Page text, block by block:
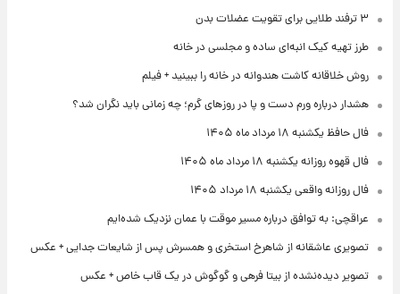
۳ ترفند طلایی برای تقویت عضلات بدن
طرز تهیه کیک انبه‌ای ساده و مجلسی در خانه
روش خلاقانه کاشت هندوانه در خانه را ببینید + فیلم
هشدار درباره ورم دست و پا در روزهای گرم؛ چه زمانی باید نگران شد؟
فال حافظ یکشنبه ۱۸ مرداد ماه ۱۴۰۵
فال قهوه روزانه یکشنبه ۱۸ مرداد ماه ۱۴۰۵
فال روزانه واقعی یکشنبه ۱۸ مرداد ۱۴۰۵
عراقچی: به توافق درباره مسیر موقت با عمان نزدیک شده‌ایم
تصویری عاشقانه از شاهرخ استخری و همسرش پس از شایعات جدایی + عکس
تصویر دیده‌نشده از بیتا فرهی و گوگوش در یک قاب خاص + عکس